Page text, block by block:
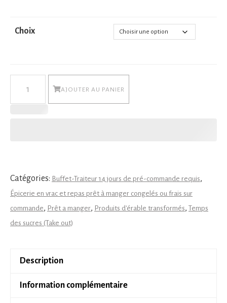
Choix
ml
AJOUTER AU PANIER
Catégories: Buffet-Traiteur 14 jours de pré-commande requis,
Épicerie en vrac et repas prêt à manger congelés ou frais sur
commande, Prêt a manger, Produits d'érable transformés, Temps
des sucres (Take out)
Description
Information complémentaire